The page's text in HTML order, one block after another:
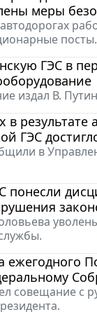
меры
посты.
ГЭС в
издал В.
результате
ГЭС
в
понесли
ежегодного
совещание с